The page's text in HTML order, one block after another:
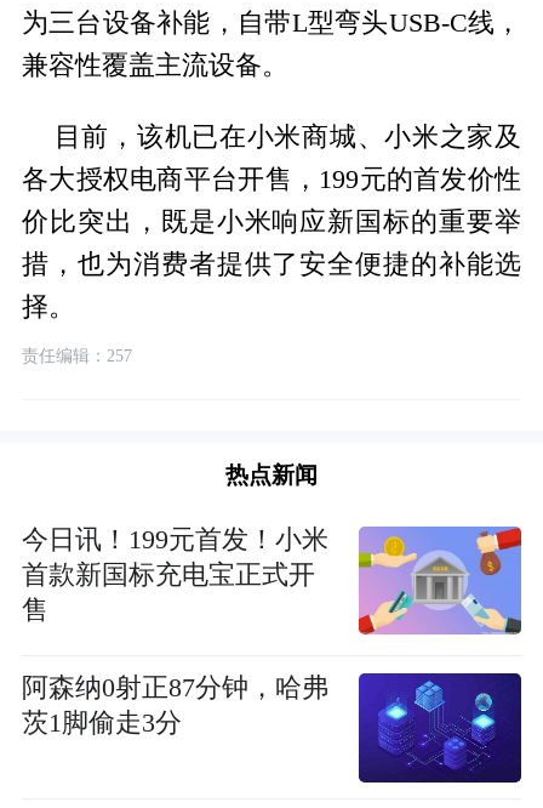
为三台设备补能，自带L型弯头USB-C线，
兼容性覆盖主流设备。
目前，该机已在小米商城、小米之家及
各大授权电商平台开售，199元的首发价性
价比突出，既是小米响应新国标的重要举
措，也为消费者提供了安全便捷的补能选
择。
责任编辑：257
热点新闻
今日讯！199元首发！小米
首款新国标充电宝正式开
售
阿森纳0射正87分钟，哈弗
茨1脚偷走3分